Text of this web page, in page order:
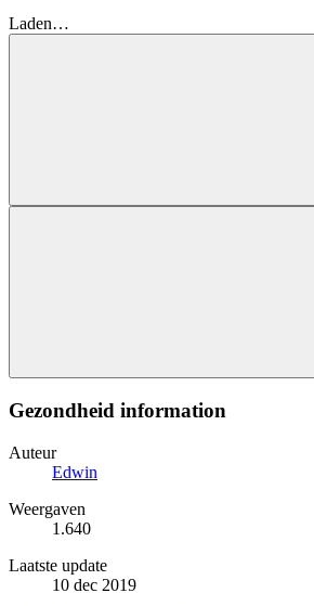
Laden…
Gezondheid information
Auteur
Edwin
Weergaven
1.640
Laatste update
10 dec 2019